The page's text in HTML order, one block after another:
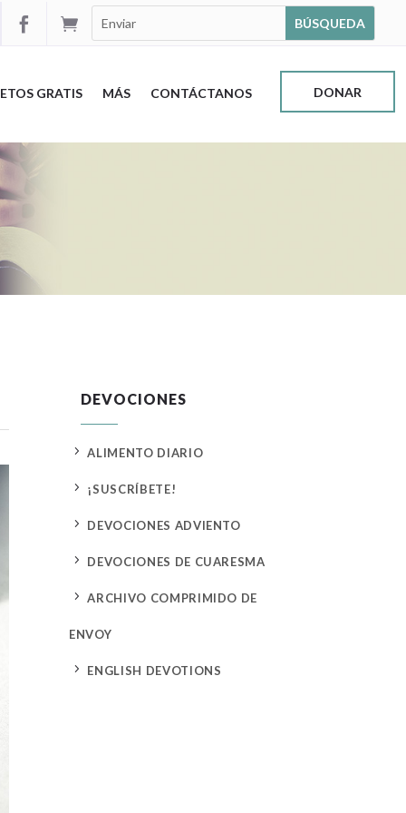


GRATIS MÁS CONTÁCTANOS DONAR
DEVOCIONES
5 ALIMENTO DIARIO
5 ¡SUSCRÍBETE!
5 DEVOCIONES ADVIENTO
5 DEVOCIONES DE CUARESMA
5 ARCHIVO COMPRIMIDO DE
ENVOY
5 ENGLISH DEVOTIONS